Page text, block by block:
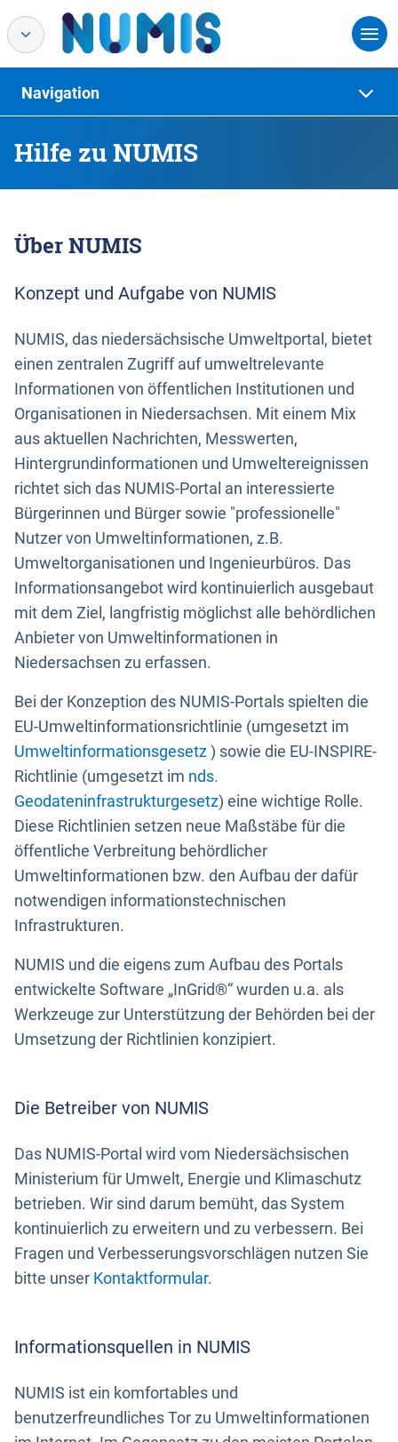
Hilfe zu NUMIS
Navigation
Über NUMIS
Konzept und Aufgabe von NUMIS
NUMIS, das niedersächsische Umweltportal, bietet
einen zentralen Zugriff auf umweltrelevante
Informationen von öffentlichen Institutionen und
Organisationen in Niedersachsen. Mit einem Mix
aus aktuellen Nachrichten, Messwerten,
Hintergrundinformationen und Umweltereignissen
richtet sich das NUMIS-Portal an interessierte
Bürgerinnen und Bürger sowie "professionelle"
Nutzer von Umweltinformationen, z.B.
Umweltorganisationen und Ingenieurbüros. Das
Informationsangebot wird kontinuierlich ausgebaut
mit dem Ziel, langfristig möglichst alle behördlichen
Anbieter von Umweltinformationen in
Niedersachsen zu erfassen.
Bei der Konzeption des NUMIS-Portals spielten die
EU-Umweltinformationsrichtlinie (umgesetzt im
Umweltinformationsgesetz) sowie die EU-INSPIRE-
Richtlinie (umgesetzt im nds.
Geodateninfrastrukturgesetz) eine wichtige Rolle.
Diese Richtlinien setzen neue Maßstäbe für die
öffentliche Verbreitung behördlicher
Umweltinformationen bzw. den Aufbau der dafür
notwendigen informationstechnischen
Infrastrukturen.
NUMIS und die eigens zum Aufbau des Portals
entwickelte Software „InGrid®“ wurden u.a. als
Werkzeuge zur Unterstützung der Behörden bei der
Umsetzung der Richtlinien konzipiert.
Die Betreiber von NUMIS
Das NUMIS-Portal wird vom Niedersächsischen
Ministerium für Umwelt, Energie und Klimaschutz
betrieben. Wir sind darum bemüht, das System
kontinuierlich zu erweitern und zu verbessern. Bei
Fragen und Verbesserungsvorschlägen nutzen Sie
bitte unser Kontaktformular.
Informationsquellen in NUMIS
NUMIS ist ein komfortables und
benutzerfreundliches Tor zu Umweltinformationen